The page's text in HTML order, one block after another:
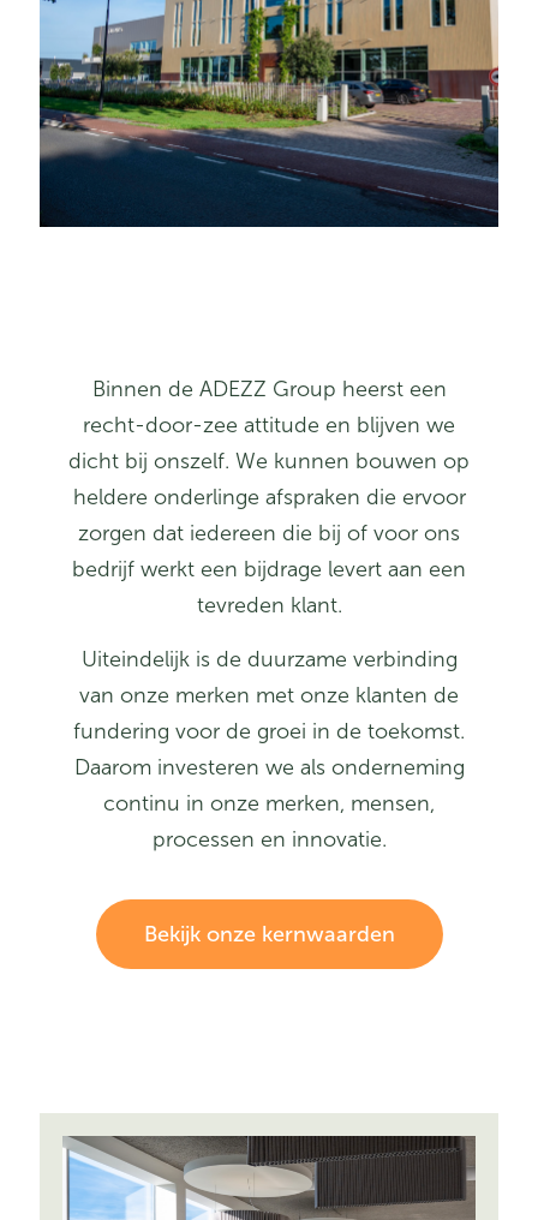
Binnen de ADEZZ Group heerst een
recht-door-zee attitude en blijven we
dicht bij onszelf. We kunnen bouwen op
heldere onderlinge afspraken die ervoor
zorgen dat iedereen die bij of voor ons
bedrijf werkt een bijdrage levert aan een
tevreden klant.
Uiteindelijk is de duurzame verbinding
van onze merken met onze klanten de
fundering voor de groei in de toekomst.
Daarom investeren we als onderneming
continu in onze merken, mensen,
processen en innovatie.
Bekijk onze kernwaarden